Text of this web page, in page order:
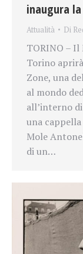
inaugura la
Attualità Di
TORINO – Il
Torino
Zone, una
al mondo
all’interno
una
Mole
di un…